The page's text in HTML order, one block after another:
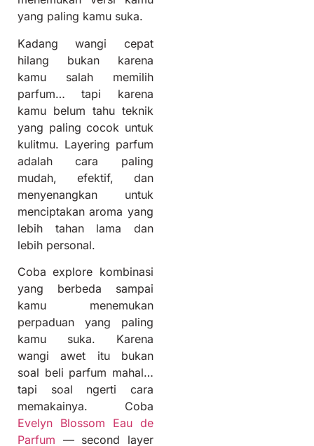
yang paling kamu suka.
Kadang wangi cepat
hilang bukan karena
kamu salah memilih
parfum… tapi karena
kamu belum tahu teknik
yang paling cocok untuk
kulitmu. Layering parfum
adalah cara paling
mudah, efektif, dan
menyenangkan untuk
menciptakan aroma yang
lebih tahan lama dan
lebih personal.
Coba explore kombinasi
yang berbeda sampai
kamu menemukan
perpaduan yang paling
kamu suka. Karena
wangi awet itu bukan
soal beli parfum mahal…
tapi soal ngerti cara
memakainya. Coba
Evelyn Blossom Eau de
Parfum — second layer